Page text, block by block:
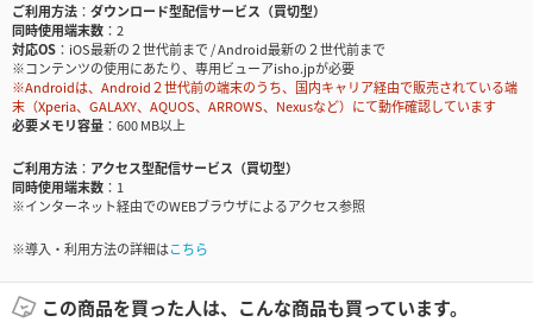
ご利用方法
ダウンロード型配信サービス（買切型）
同時使用端末数
2
対応OS
iOS最新の２世代前まで / Android最新の２世代前まで
※コンテンツの使用にあたり、専用ビューアisho.jpが必要
※Androidは、Android２世代前の端末のうち、国内キャリア経由で販売されている端
末（Xperia、GALAXY、AQUOS、ARROWS、Nexusなど）にて動作確認しています
必要メモリ容量
600 MB以上
ご利用方法
アクセス型配信サービス（買切型）
同時使用端末数
1
※インターネット経由でのWEBブラウザによるアクセス参照
※導入・利用方法の詳細はこちら
この商品を買った人は、こんな商品も買っています。